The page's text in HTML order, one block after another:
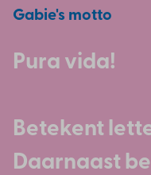
Gabie's motto
Pura vida!
Betekent
Daarnaast